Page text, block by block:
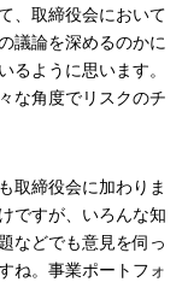
、取締役会において
議論を深めるのかに
るように思います。
な角度でリスクのチ
取締役会に加わりま
ですが、いろんな知
などでも意見を伺っ
ね。事業ポートフォ